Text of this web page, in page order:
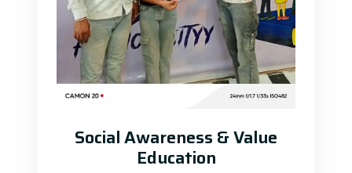
Social Awareness & Value
Education